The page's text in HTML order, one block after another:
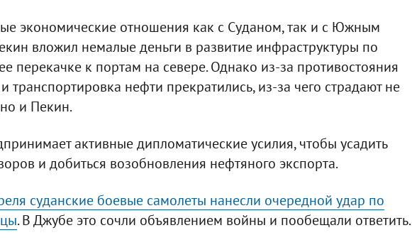
экономические отношения как с Суданом, так и с Южным
вложил немалые деньги в развитие инфраструктуры по
перекачке к портам на севере. Однако из-за противостояния
транспортировка нефти прекратились, из-за чего страдают не
и Пекин.
активные дипломатические усилия, чтобы усадить
и добиться возобновления нефтяного экспорта.
суданские боевые самолеты нанесли очередной удар по
. В Джубе это сочли объявлением войны и пообещали ответить.